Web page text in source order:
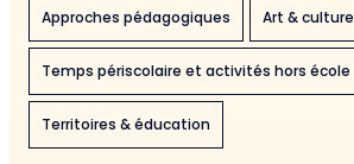
Approches pédagogiques
Art & culture
Temps périscolaire et activités hors école
Territoires & éducation